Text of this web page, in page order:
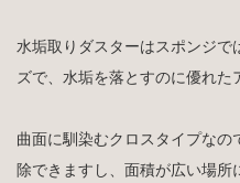
水垢取りダスターはスポンジで
ズで、水垢を落とすのに優れた
曲面に馴染むクロスタイプな
除できますし、面積が広い場